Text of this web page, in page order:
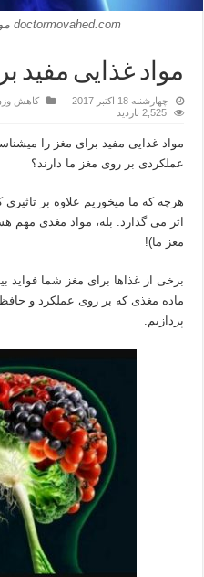
doctormovahed.com مواد غذایی مفید برای مغز
مواد غذایی مفید
چهارشنبه 18 اکتبر 2017 کاهش
2,525 بازدید
مواد غذایی مفید برای مغز را
عملکردی بر روی مغز ما دارند؟
هرچه که ما میخوریم علاوه بر
اثر می گذارد. بله، مواد مغذی
مغز ما)!
ماده مغذی که بر روی عملکرد و
پردازیم.